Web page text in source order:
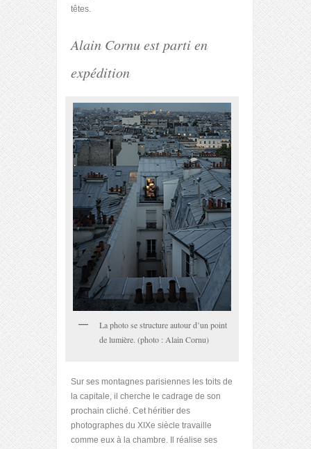
têtes.
Alain Cornu est parti en
expédition
La photo se structure autour d’un point
de lumière. (photo : Alain Cornu)
Sur ses montagnes parisiennes les toits de
la capitale, il cherche le cadrage de son
prochain cliché. Cet héritier des
photographes du XIXe siècle travaille
comme eux à la chambre. Il réalise ses